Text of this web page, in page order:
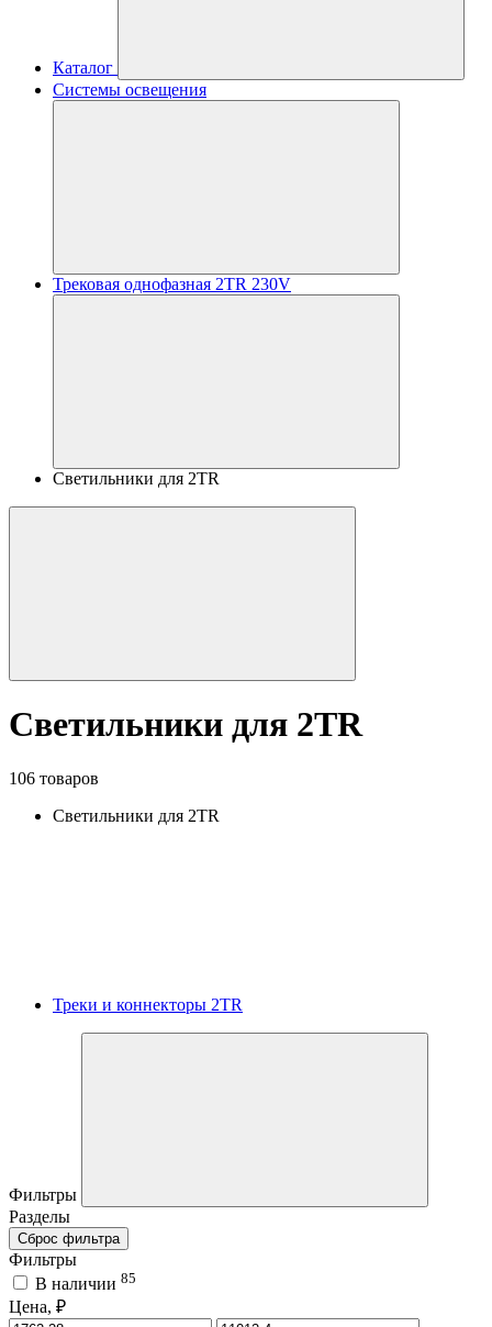
Каталог
Системы освещения
Трековая однофазная 2TR 230V
Светильники для 2TR
Светильники для 2TR
106 товаров
Светильники для 2TR
Треки и коннекторы 2TR
Фильтры
Разделы
Сброс фильтра
Фильтры
В наличии 85
Цена, ₽